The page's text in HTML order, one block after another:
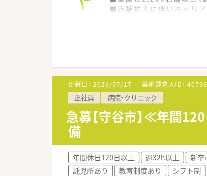
■店舗拡大に伴いキャリア
■職種や職域に合わせ、
■薬剤師が中心の会社だ
■店舗拡大に伴い、エリ
■在宅や教育等の専門性
■その他にも、管理部門や
■在宅実施店舗は年々増加
■育児休暇は3歳まで取得
■年間休日が120日とワー
■日用品から常備薬まで、
更新日： 2026/07/17 薬剤師求人ID：
正社員 病院・クリニック
急募【守谷市】≪年間
備
年間休日120日以上 週32h以上 新卒
託児所あり
教育制度あり シフト制